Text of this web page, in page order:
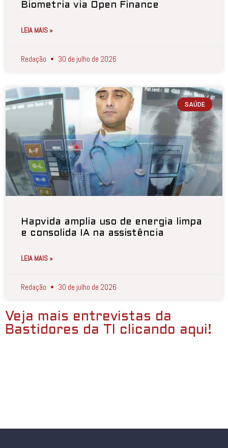
Biometria via Open Finance
LEIA MAIS »
Redação 30 de julho de 2026
SAÚDE
Hapvida amplia uso de energia limpa
e consolida IA na assistência
LEIA MAIS »
Redação 30 de julho de 2026
Veja mais entrevistas da
Bastidores da TI clicando aqui!